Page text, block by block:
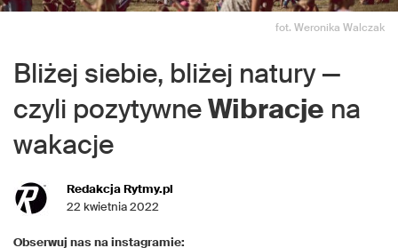
fot. Weronika Walczak
Bliżej siebie, bliżej natury —
czyli pozytywneWibracje na
wakacje
Redakcja Rytmy.pl
22 kwietnia 2022
Obserwuj nas na instagramie: